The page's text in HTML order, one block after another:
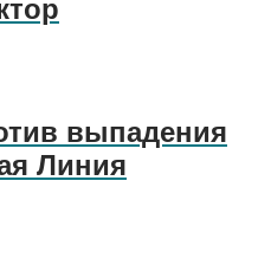
выпадения
Линия